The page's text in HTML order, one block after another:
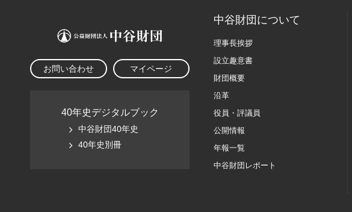
お問い合わせ マイページ
40年史デジタルブック
中谷財団40年史
40年史別冊
中谷財団について
理事長挨拶
設立趣意書
財団概要
沿革
役員・評議員
公開情報
年報一覧
中谷財団レポート